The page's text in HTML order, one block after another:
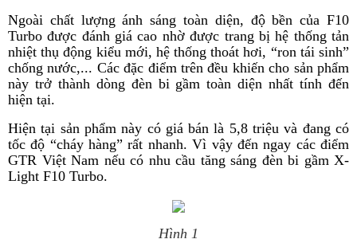
Ngoài chất lượng ánh sáng toàn diện, độ bền của F10
Turbo được đánh giá cao nhờ được trang bị hệ thống tản
nhiệt thụ động kiểu mới, hệ thống thoát hơi, “ron tái sinh”
chống nước,... Các đặc điểm trên đều khiến cho sản phẩm
này trở thành dòng đèn bi gầm toàn diện nhất tính đến
hiện tại.
Hiện tại sản phẩm này có giá bán là 5,8 triệu và đang có
tốc độ “cháy hàng” rất nhanh. Vì vậy đến ngay các điểm
GTR Việt Nam nếu có nhu cầu tăng sáng đèn bi gầm X-
Light F10 Turbo.
Hình 1